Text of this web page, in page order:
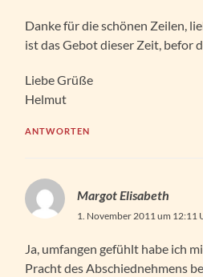
Danke für die schönen Zeilen,
ist das Gebot dieser Zeit, befor
Liebe Grüße
Helmut
ANTWORTEN
Margot Elisabeth
1. November 2011 um 12:11
Ja, umfangen gefühlt habe ich
Pracht des Abschiednehmens